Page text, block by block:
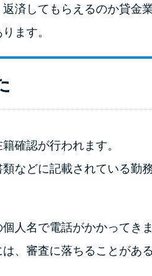
済してもらえるのか貸金
ます。
確認が行われます。
などに記載されている勤
人名で電話がかかってきま
は、審査に落ちることがあ